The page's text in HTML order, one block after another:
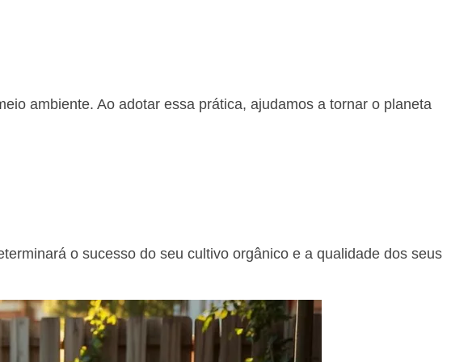
ambiente. Ao adotar essa prática, ajudamos a tornar o planeta
o sucesso do seu cultivo orgânico e a qualidade dos seus